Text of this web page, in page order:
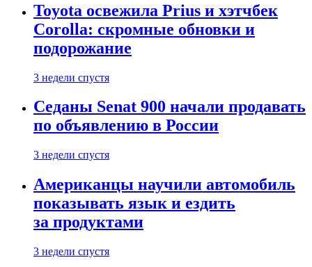
Toyota освежила Prius и хэтчбек
Corolla: скромные обновки и
подорожание
3 недели спустя
Седаны Senat 900 начали продавать
по объявлению в России
3 недели спустя
Американцы научили автомобиль
показывать язык и ездить
за продуктами
3 недели спустя